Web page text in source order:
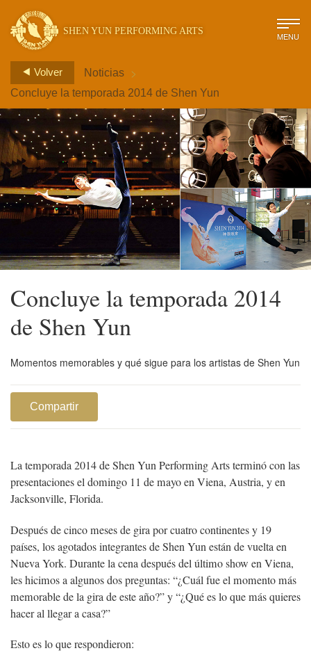
SHEN YUN PERFORMING ARTS MENU
Volver Noticias >
Concluye la temporada 2014 de Shen Yun
Concluye la temporada 2014
de Shen Yun
Momentos memorables y qué sigue para los artistas de Shen Yun
Compartir
La temporada 2014 de Shen Yun Performing Arts terminó con las
presentaciones el domingo 11 de mayo en Viena, Austria, y en
Jacksonville, Florida.
Después de cinco meses de gira por cuatro continentes y 19
países, los agotados integrantes de Shen Yun están de vuelta en
Nueva York. Durante la cena después del último show en Viena,
les hicimos a algunos dos preguntas: “¿Cuál fue el momento más
memorable de la gira de este año?” y “¿Qué es lo que más quieres
hacer al llegar a casa?”
Esto es lo que respondieron: